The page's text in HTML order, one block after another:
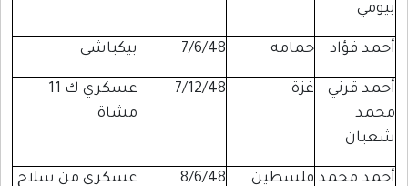
بيومي
أحمد فؤاد حمامه 7/6/48 بيكباشي
أحمد قرني
محمد
شعبان
غزة 7/12/48
عسكري ك 11
مشاة
أحمد محمد فلسطين 8/6/48
عسكري من سلاح